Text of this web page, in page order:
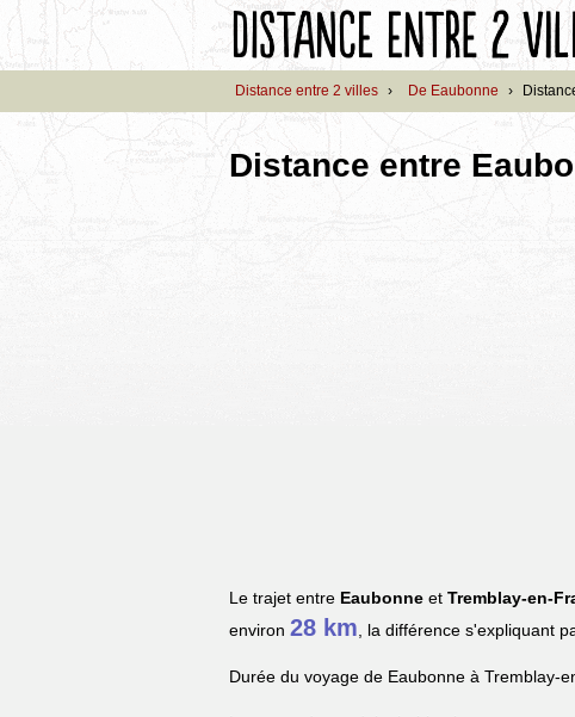
Distance entre 2 villes › De Eaubonne ›
Distance entre
Le trajet entre Eaubonne et Tremblay-en-
environ 28 km , la différence s'expliquant
Durée du voyage de Eaubonne à Tremblay-